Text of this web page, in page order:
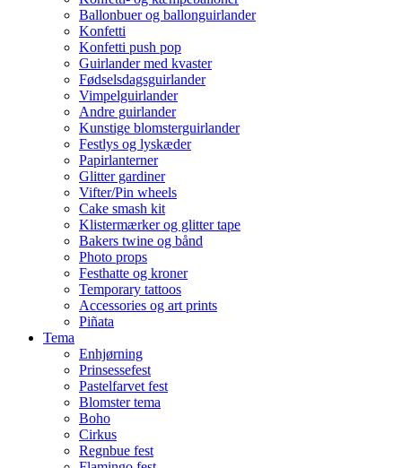
Ballonbuer og ballonguirlander
Konfetti
Konfetti push pop
Guirlander med kvaster
Fødselsdagsguirlander
Vimpelguirlander
Andre guirlander
Kunstige blomsterguirlander
Festlys og lyskæder
Papirlanterner
Glitter gardiner
Vifter/Pin wheels
Cake smash kit
Klistermærker og glitter tape
Bakers twine og bånd
Photo props
Festhatte og kroner
Temporary tattoos
Accessories og art prints
Piñata
Tema
Enhjørning
Prinsessefest
Pastelfarvet fest
Blomster tema
Boho
Cirkus
Regnbue fest